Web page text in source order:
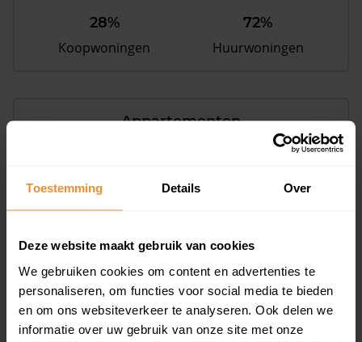
Toestemming Details Over
Deze website maakt gebruik van cookies
We gebruiken cookies om content en advertenties te
personaliseren, om functies voor social media te bieden
en om ons websiteverkeer te analyseren. Ook delen we
informatie over uw gebruik van onze site met onze
28%
Koopwoningen
72%
Huurwoningen
Appartementen
aandeel van totale woningen